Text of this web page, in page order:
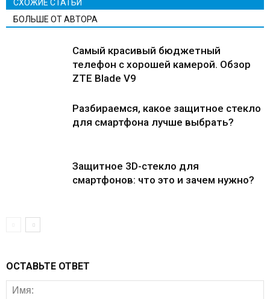
СХОЖИЕ СТАТЬИ
БОЛЬШЕ ОТ АВТОРА
Самый красивый бюджетный
телефон с хорошей камерой. Обзор
ZTE Blade V9
Разбираемся, какое защитное стекло
для смартфона лучше выбрать?
Защитное 3D-стекло для
смартфонов: что это и зачем нужно?
ОСТАВЬТЕ ОТВЕТ